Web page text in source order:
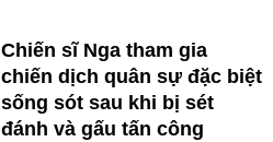
Chiến sĩ Nga tham gia
chiến dịch quân sự đặc biệt
sống sót sau khi bị sét
đánh và gấu tấn công